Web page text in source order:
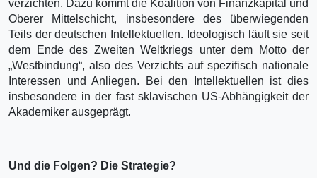
verzichten. Dazu kommt die Koalition von Finanzkapital und
Oberer Mittelschicht, insbesondere des überwiegenden
Teils der deutschen Intellektu­ellen. Ideologisch läuft sie seit
dem Ende des Zweiten Weltkriegs unter dem Motto der
„Westbindung“, also des Verzichts auf spezifisch nationale
Interessen und Anliegen. Bei den Intellektuellen ist dies
insbesondere in der fast sklavischen US-Abhängigkeit der
Akademiker ausgeprägt.
Und die Folgen? Die Strategie?